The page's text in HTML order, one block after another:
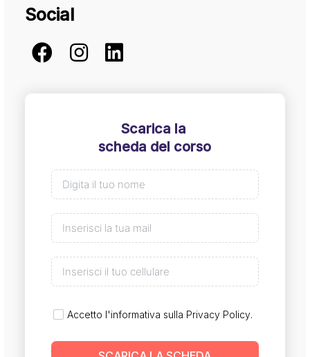
Social
Scarica la
scheda del corso
Accetto l'informativa sulla Privacy Policy.